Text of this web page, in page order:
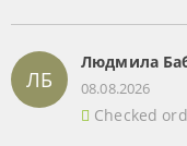
ЛБ
Людмила
08.08.2026
Checked